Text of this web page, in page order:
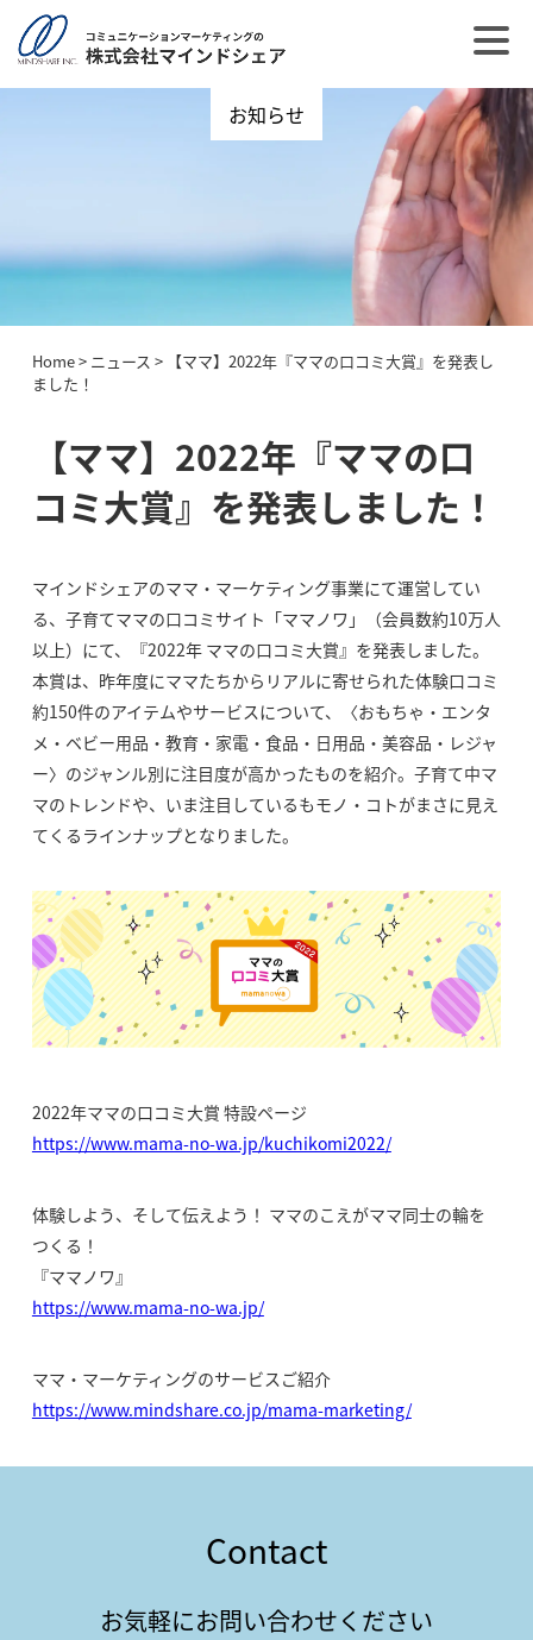
お知らせ
Home> ニュース > 【ママ】2022年『ママの口コミ大賞』を発表し
ました！
【ママ】2022年『ママの口
コミ大賞』を発表しました！
マインドシェアのママ・マーケティング事業にて運営してい
る、子育てママの口コミサイト「ママノワ」（会員数約10万人
以上）にて、『2022年 ママの口コミ大賞』を発表しました。
本賞は、昨年度にママたちからリアルに寄せられた体験口コミ
約150件のアイテムやサービスについて、〈おもちゃ・エンタ
メ・ベビー用品・教育・家電・食品・日用品・美容品・レジャ
ー〉のジャンル別に注目度が高かったものを紹介。子育て中マ
マのトレンドや、いま注目しているもモノ・コトがまさに見え
てくるラインナップとなりました。
2022年ママの口コミ大賞 特設ページ
https://www.mama-no-wa.jp/kuchikomi2022/
体験しよう、そして伝えよう！ ママのこえがママ同士の輪を
つくる！
『ママノワ』
https://www.mama-no-wa.jp/
ママ・マーケティングのサービスご紹介
https://www.mindshare.co.jp/mama-marketing/
Contact
お気軽にお問い合わせください